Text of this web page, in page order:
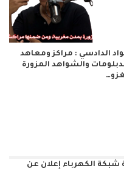
الدادسي : مراكز ومعاهد
والشواهد المزورة
الكهرباء إعلان عن